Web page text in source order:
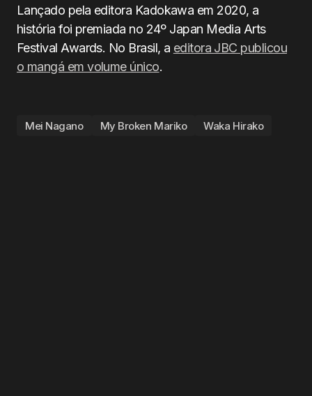
Lançado pela editora Kadokawa em 2020, a
história foi premiada no 24º Japan Media Arts
Festival Awards. No Brasil, a editora JBC publicou
o mangá em volume único.
Mei Nagano My Broken Mariko Waka Hirako